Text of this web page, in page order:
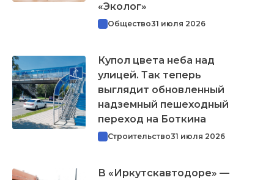
«Эколог»
Общество31 июля 2026
Купол цвета неба над
улицей. Так теперь
выглядит обновленный
надземный пешеходный
переход на Боткина
Строительство31 июля 2026
В «Иркутскавтодоре» —